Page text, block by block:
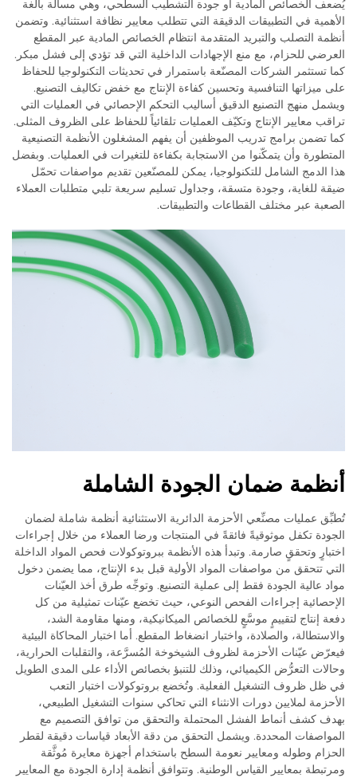
يُضعف الخصائص المادية أو جودة التشطيب السطحي، وهي مسألة بالغة
الأهمية في التطبيقات الدقيقة التي تتطلب معايير نظافة استثنائية. وتضمن
أنظمة التصلب والتبريد المتقدمة انتظام الخصائص المادية عبر المقطع
العرضي للحزام، مع منع الإجهادات الداخلية التي قد تؤدي إلى فشل مبكر.
كما تستثمر الشركات المصنّعة باستمرار في تحديثات التكنولوجيا للحفاظ
على ميزاتها التنافسية وتحسين كفاءة الإنتاج مع خفض تكاليف التصنيع.
ويشمل منهج التصنيع الدقيق أساليب التحكم الإحصائي في العمليات التي
تراقب معايير الإنتاج وتكيّف العمليات تلقائياً للحفاظ على الظروف المثلى.
كما تضمن برامج تدريب الموظفين أن يفهم المشغلون الأنظمة التصنيعية
المتطورة وأن يتمكّنوا من الاستجابة بكفاءة للتغيرات في العمليات. وبفضل
هذا الدمج الشامل للتكنولوجيا، يمكن للمصنّعين تقديم مواصفات تحمّل
ضيقة للغاية، وجودة متسقة، وجداول تسليم سريعة تلبي متطلبات العملاء
الصعبة عبر مختلف القطاعات والتطبيقات.
أنظمة ضمان الجودة الشاملة
تُطبِّق عمليات مصنِّعي الأحزمة الدائرية الاستثنائية أنظمة شاملة لضمان
الجودة تكفل موثوقيةً فائقةً في المنتجات ورضا العملاء من خلال إجراءات
اختبارٍ وتحققٍ صارمة. وتبدأ هذه الأنظمة ببروتوكولات فحص المواد الداخلة
التي تتحقق من مواصفات المواد الأولية قبل بدء الإنتاج، مما يضمن دخول
مواد عالية الجودة فقط إلى عملية التصنيع. وتوجِّه طرق أخذ العيّنات
الإحصائية إجراءات الفحص النوعي، حيث تخضع عيّنات تمثيلية من كل
دفعة إنتاج لتقييمٍ موسَّعٍ للخصائص الميكانيكية، ومنها مقاومة الشد،
والاستطالة، والصلادة، واختبار انضغاط المقطع. أما اختبار المحاكاة البيئية
فيعرّض عيّنات الأحزمة لظروف الشيخوخة المُسرَّعة، والتقلبات الحرارية،
وحالات التعرُّض الكيميائي، وذلك للتنبؤ بخصائص الأداء على المدى الطويل
في ظل ظروف التشغيل الفعلية. وتُخضع بروتوكولات اختبار التعب
الأحزمة لملايين دورات الانثناء التي تحاكي سنوات التشغيل الطبيعي،
بهدف كشف أنماط الفشل المحتملة والتحقق من توافق التصميم مع
المواصفات المحددة. ويشمل التحقق من دقة الأبعاد قياسات دقيقة لقطر
الحزام وطوله ومعايير نعومة السطح باستخدام أجهزة معايرة مُوثَّقة
ومرتبطة بمعايير القياس الوطنية. وتتوافق أنظمة إدارة الجودة مع المعايير